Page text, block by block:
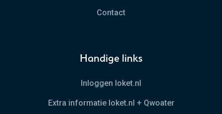
Contact
Handige links
Inloggen loket.nl
Extra informatie loket.nl + Qwoater